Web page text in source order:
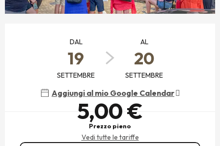
DAL
19
SETTEMBRE
AL
20
SETTEMBRE
Aggiungi al mio Google Calendar
5,00 €
Prezzo pieno
Vedi tutte le tariffe